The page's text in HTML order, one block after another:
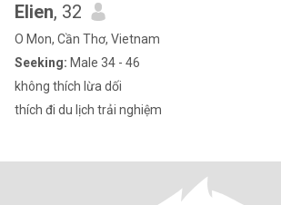
Elien, 32
O Mon, Cần Thơ, Vietnam
Seeking: Male 34 - 46
không thích lừa dối
thích đi du lịch trải nghiệm